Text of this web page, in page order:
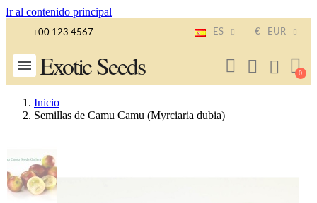
Ir al contenido principal
+00 123 4567 ES € EUR
Exotic Seeds
Inicio
Semillas de Camu Camu (Myrciaria dubia)